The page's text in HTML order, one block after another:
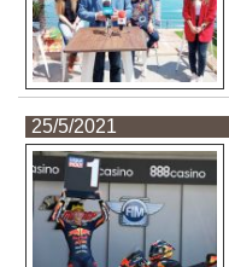
25/5/2021